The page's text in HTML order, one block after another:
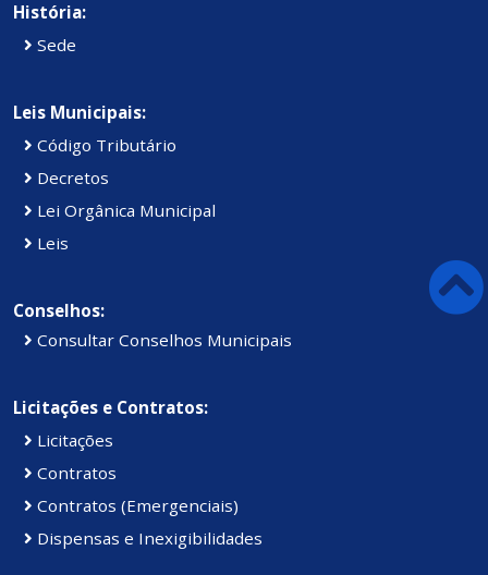
História:
Sede
Leis Municipais:
Código Tributário
Decretos
Lei Orgânica Municipal
Leis
Conselhos:
Consultar Conselhos Municipais
Licitações e Contratos:
Licitações
Contratos
Contratos (Emergenciais)
Dispensas e Inexigibilidades